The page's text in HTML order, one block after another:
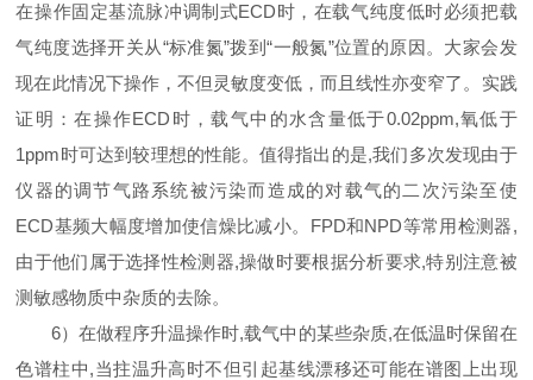
在操作固定基流脉冲调制式ECD时，在载气纯度低时必须把载
气纯度选择开关从“标准氮”拨到“一般氮”位置的原因。大家会发
现在此情况下操作，不但灵敏度变低，而且线性亦变窄了。实践
证明：在操作ECD时，载气中的水含量低于0.02ppm,氧低于
1ppm时可达到较理想的性能。值得指出的是,我们多次发现由于
仪器的调节气路系统被污染而造成的对载气的二次污染至使
ECD基频大幅度增加使信燥比减小。FPD和NPD等常用检测器,
由于他们属于选择性检测器,操做时要根据分析要求,特别注意被
测敏感物质中杂质的去除。
6）在做程序升温操作时,载气中的某些杂质,在低温时保留在
色谱柱中,当拄温升高时不但引起基线漂移还可能在谱图上出现